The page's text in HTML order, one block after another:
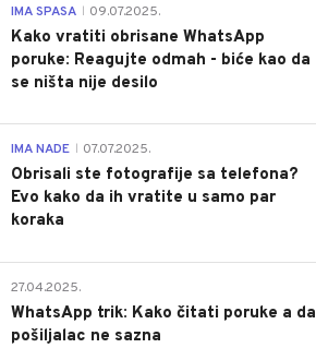
IMA SPASA 09.07.2025.
Kako vratiti obrisane WhatsApp
poruke: Reagujte odmah - biće kao da
se ništa nije desilo
IMA NADE 07.07.2025.
Obrisali ste fotografije sa telefona?
Evo kako da ih vratite u samo par
koraka
27.04.2025.
WhatsApp trik: Kako čitati poruke a da
pošiljalac ne sazna